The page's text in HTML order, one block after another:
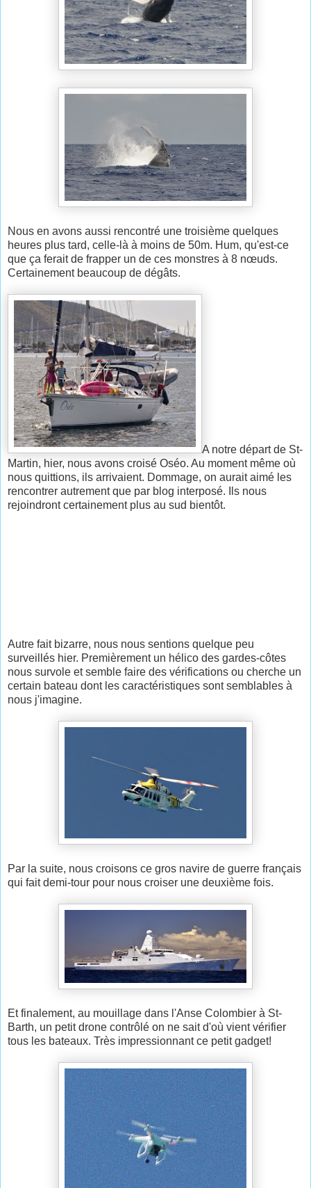
Nous en avons aussi rencontré une troisième quelques
heures plus tard, celle-là à moins de 50m. Hum, qu'est-ce
que ça ferait de frapper un de ces monstres à 8 nœuds.
Certainement beaucoup de dégâts.
A notre départ de St-
Martin, hier, nous avons croisé Oséo. Au moment même où
nous quittions, ils arrivaient. Dommage, on aurait aimé les
rencontrer autrement que par blog interposé. Ils nous
rejoindront certainement plus au sud bientôt.
Autre fait bizarre, nous nous sentions quelque peu
surveillés hier. Premièrement un hélico des gardes-côtes
nous survole et semble faire des vérifications ou cherche un
certain bateau dont les caractéristiques sont semblables à
nous j'imagine.
Par la suite, nous croisons ce gros navire de guerre français
qui fait demi-tour pour nous croiser une deuxième fois.
Et finalement, au mouillage dans l'Anse Colombier à St-
Barth, un petit drone contrôlé on ne sait d'où vient vérifier
tous les bateaux. Très impressionnant ce petit gadget!